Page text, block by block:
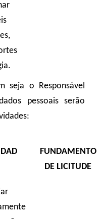
seja o Responsável
pessoais serão
FUNDAMENTO
DE LICITUDE